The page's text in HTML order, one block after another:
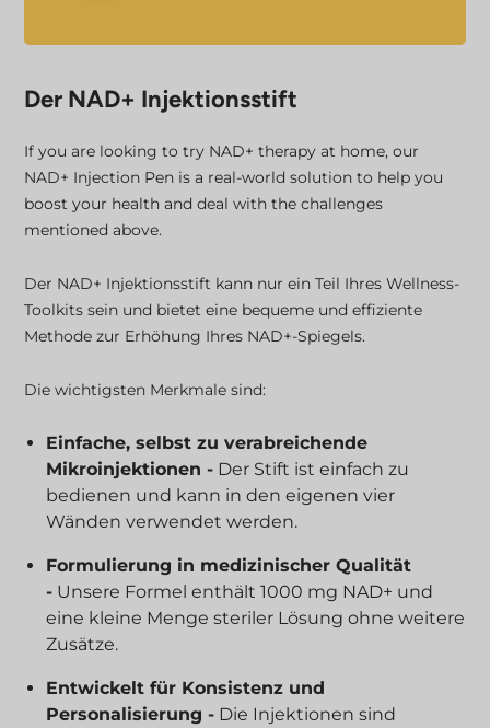
Der NAD+ Injektionsstift
If you are looking to try NAD+ therapy at home, our
NAD+ Injection Pen is a real-world solution to help you
boost your health and deal with the challenges
mentioned above.
Der NAD+ Injektionsstift kann nur ein Teil Ihres Wellness-
Toolkits sein und bietet eine bequeme und effiziente
Methode zur Erhöhung Ihres NAD+-Spiegels.
Die wichtigsten Merkmale sind:
Einfache, selbst zu verabreichende
Mikroinjektionen - Der Stift ist einfach zu
bedienen und kann in den eigenen vier
Wänden verwendet werden.
Formulierung in medizinischer Qualität
- Unsere Formel enthält 1000 mg NAD+ und
eine kleine Menge steriler Lösung ohne weitere
Zusätze.
Entwickelt für Konsistenz und
Personalisierung - Die Injektionen sind